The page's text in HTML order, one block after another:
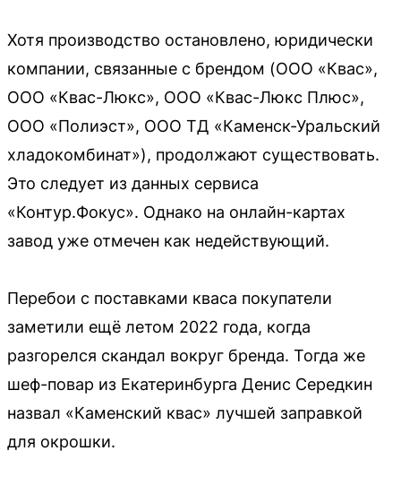
Хотя производство остановлено, юридически
компании, связанные с брендом (ООО «Квас»,
ООО «Квас-Люкс», ООО «Квас-Люкс Плюс»,
ООО «Полиэст», ООО ТД «Каменск-Уральский
хладокомбинат»), продолжают существовать.
Это следует из данных сервиса
«Контур.Фокус». Однако на онлайн-картах
завод уже отмечен как недействующий.
Перебои с поставками кваса покупатели
заметили ещё летом 2022 года, когда
разгорелся скандал вокруг бренда. Тогда же
шеф-повар из Екатеринбурга Денис Середкин
назвал «Каменский квас» лучшей заправкой
для окрошки.